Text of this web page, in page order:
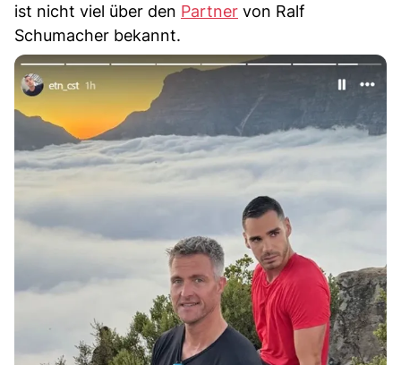
ist nicht viel über den Partner von Ralf
Schumacher bekannt.